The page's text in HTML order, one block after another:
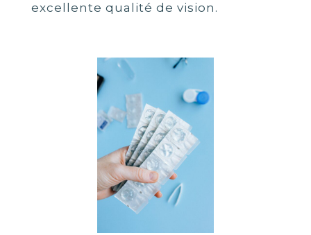
excellente qualité de vision.